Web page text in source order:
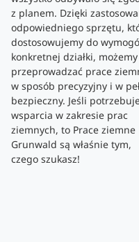
z planem. Dzięki
odpowiedniego sprzętu,
dostosowujemy do
konkretnej działki, możemy
przeprowadzać prace
w sposób precyzyjny i w
bezpieczny. Jeśli
wsparcia w zakresie prac
ziemnych, to Prace ziemne
Grunwald są właśnie tym,
czego szukasz!